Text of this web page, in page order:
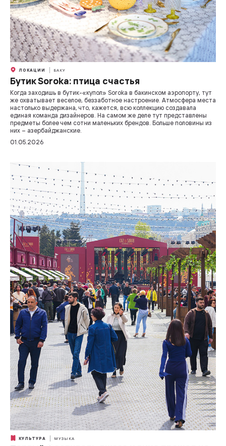
ЛОКАЦИИ БАКУ
Бутик Soroka: птица счастья
Когда заходишь в бутик-«купол» Soroka в бакинском аэропорту, тут
же охватывает веселое, беззаботное настроение. Атмосфера места
настолько выдержана, что, кажется, всю коллекцию создавала
единая команда дизайнеров. На самом же деле тут представлены
предметы более чем сотни маленьких брендов. Больше половины из
них – азербайджанские.
01.05.2026
КУЛЬТУРА МУЗЫКА